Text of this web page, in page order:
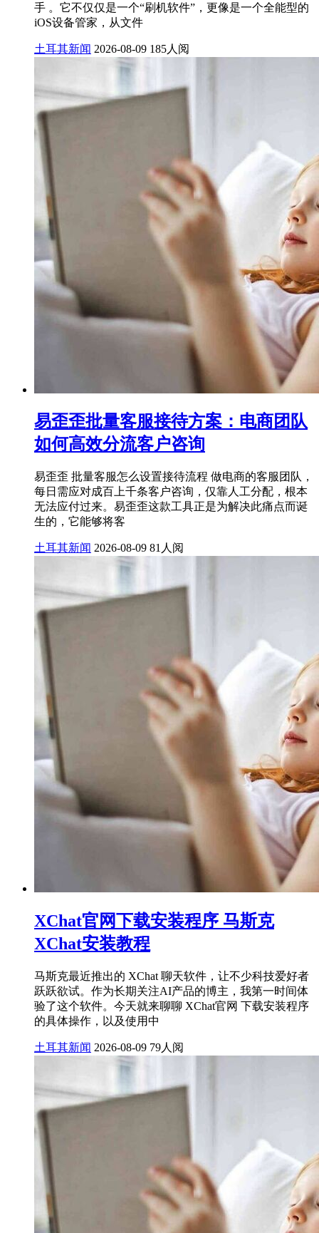
手 。它不仅仅是一个“刷机软件”，更像是一个全能型的
iOS设备管家，从文件
土耳其新闻 2026-08-09 185人阅
易歪歪批量客服接待方案：电商团队
如何高效分流客户咨询
易歪歪 批量客服怎么设置接待流程 做电商的客服团队，
每日需应对成百上千条客户咨询，仅靠人工分配，根本
无法应付过来。易歪歪这款工具正是为解决此痛点而诞
生的，它能够将客
土耳其新闻 2026-08-09 81人阅
XChat官网下载安装程序 马斯克
XChat安装教程
马斯克最近推出的 XChat 聊天软件，让不少科技爱好者
跃跃欲试。作为长期关注AI产品的博主，我第一时间体
验了这个软件。今天就来聊聊 XChat官网 下载安装程序
的具体操作，以及使用中
土耳其新闻 2026-08-09 79人阅